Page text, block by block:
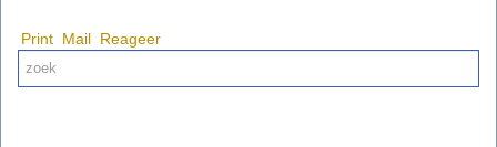
Print Mail Reageer